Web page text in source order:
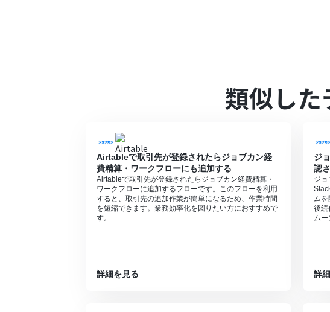
ミニプラン・チームプラン・サクセスプランなどの有料
料金プランのページをご参
類似した
Airtableで取引先が登録されたらジョブカン経
費精算・ワークフローにも追加する
Airtableで取引先が登録されたらジョブカン経費精算・
ワークフローに追加するフローです。このフローを利用
すると、取引先の追加作業が簡単になるため、作業時間
を短縮できます。業務効率化を図りたい方におすすめで
す。
詳細を見る
ジ
認
ジ
ムを
後続
ムー
詳